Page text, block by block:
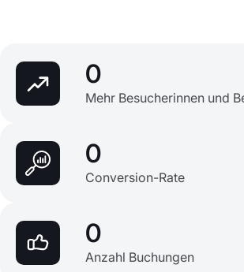
0
Mehr Besucherinnen und
0
Conversion-Rate
0
Anzahl Buchungen